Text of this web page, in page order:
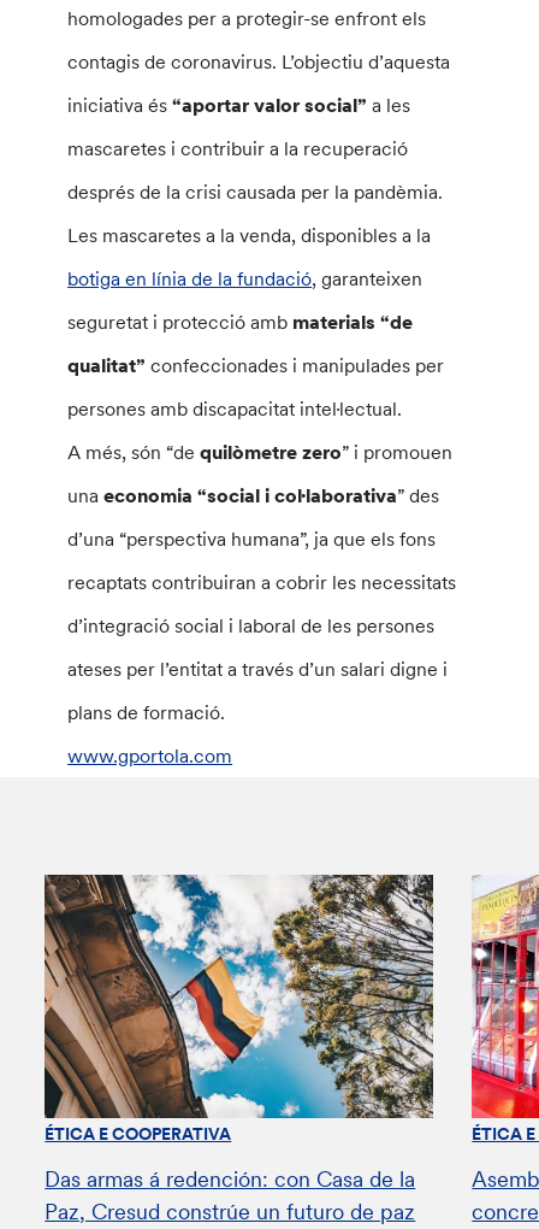
homologades per a protegir-se enfront els
contagis de coronavirus. L’objectiu d’aquesta
iniciativa és“aportar valor social” a les
mascaretes i contribuir a la recuperació
després de la crisi causada per la pandèmia.
Les mascaretes a la venda, disponibles a la
botiga en línia de la fundació, garanteixen
seguretat i protecció amb materials “de
qualitat”confeccionades i manipulades per
persones amb discapacitat intel·lectual.
A més, són “de quilòmetre zero” i promouen
unaeconomia “social i col·laborativa” des
d’una “perspectiva humana”, ja que els fons
recaptats contribuiran a cobrir les necessitats
d’integració social i laboral de les persones
ateses per l’entitat a través d’un salari digne i
plans de formació.
www.gportola.com
ÉTICA E COOPERATIVA
Das armas á redención: con Casa de la
Paz, Cresud constrúe un futuro de paz
ÉTICA